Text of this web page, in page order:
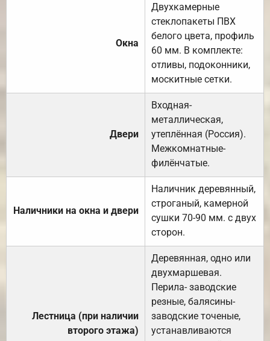
Окна
Двухкамерные
стеклопакеты ПВХ
белого цвета, профиль
60 мм. В комплекте:
отливы, подоконники,
москитные сетки.
Двери
Входная-
металлическая,
утеплённая (Россия).
Межкомнатные-
филёнчатые.
Наличники на окна и двери
Наличник деревянный,
строганый, камерной
сушки 70-90 мм. с двух
сторон.
Лестница (при наличии
второго этажа)
Деревянная, одно или
двухмаршевая.
Перила- заводские
резные, балясины-
заводские точеные,
устанавливаются